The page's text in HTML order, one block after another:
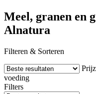
Meel, granen en
Alnatura
Filteren & Sorteren
voeding
Filters